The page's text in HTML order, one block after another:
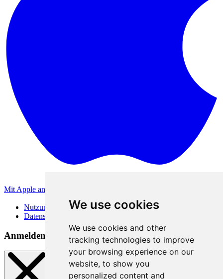
We use cookies
We use cookies and other
tracking technologies to improve
your browsing experience on our
website, to show you
personalized content and
Mit Apple anmelden
Nutzungsbedingungen
Datenschutzerklärung
Anmeldemethoden